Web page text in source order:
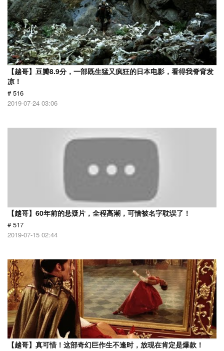
【越哥】豆瓣8.9分，一部既生猛又疯狂的日本电影，看得我脊背发
凉！
# 516
2019-07-24 03:06
【越哥】60年前的悬疑片，全程高潮，可惜被名字耽误了！
# 517
2019-07-15 02:44
【越哥】真可惜！这部奇幻巨作生不逢时，放现在肯定是爆款！